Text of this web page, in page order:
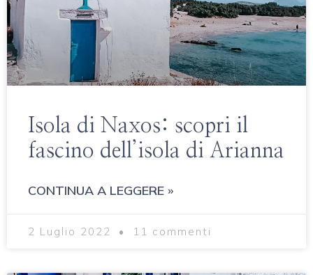
Isola di Naxos: scopri il
fascino dell’isola di Arianna
CONTINUA A LEGGERE »
2 Luglio 2022 11 commenti